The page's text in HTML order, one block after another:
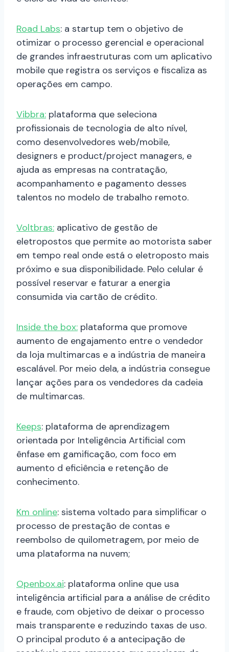
Road Labs: a startup tem o objetivo de
otimizar o processo gerencial e operacional
de grandes infraestruturas com um aplicativo
mobile que registra os serviços e fiscaliza as
operações em campo.
Vibbra: plataforma que seleciona
profissionais de tecnologia de alto nível,
como desenvolvedores web/mobile,
designers e product/project managers, e
ajuda as empresas na contratação,
acompanhamento e pagamento desses
talentos no modelo de trabalho remoto.
Voltbras: aplicativo de gestão de
eletropostos que permite ao motorista saber
em tempo real onde está o eletroposto mais
próximo e sua disponibilidade. Pelo celular é
possível reservar e faturar a energia
consumida via cartão de crédito.
Inside the box: plataforma que promove
aumento de engajamento entre o vendedor
da loja multimarcas e a indústria de maneira
escalável. Por meio dela, a indústria consegue
lançar ações para os vendedores da cadeia
de multimarcas.
Keeps: plataforma de aprendizagem
orientada por Inteligência Artificial com
ênfase em gamificação, com foco em
aumento d eficiência e retenção de
conhecimento.
Km online: sistema voltado para simplificar o
processo de prestação de contas e
reembolso de quilometragem, por meio de
uma plataforma na nuvem;
Openbox.ai: plataforma online que usa
inteligência artificial para a análise de crédito
e fraude, com objetivo de deixar o processo
mais transparente e reduzindo taxas de uso.
O principal produto é a antecipação de